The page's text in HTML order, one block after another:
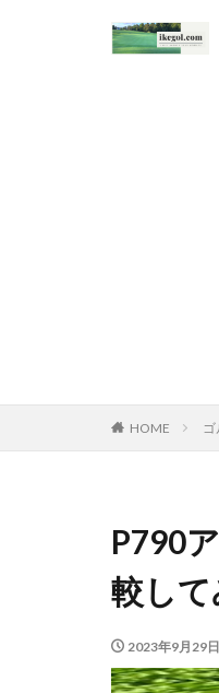
HOME ゴ
P790
較して
2023年9月29日